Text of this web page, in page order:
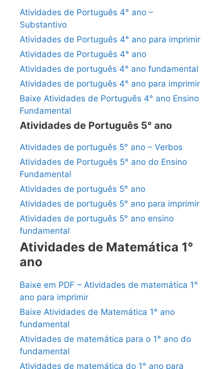
Atividades de Português 4° ano –
Substantivo
Atividades de Português 4° ano para imprimir
Atividades de Português 4° ano
Atividades de português 4° ano fundamental
Atividades de português 4° ano para imprimir
Baixe Atividades de Português 4° ano Ensino
Fundamental
Atividades de Português 5° ano
Atividades de português 5° ano – Verbos
Atividades de Português 5° ano do Ensino
Fundamental
Atividades de português 5° ano
Atividades de português 5° ano para imprimir
Atividades de português 5° ano ensino
fundamental
Atividades de Matemática 1°
ano
Baixe em PDF – Atividades de matemática 1°
ano para imprimir
Baixe Atividades de Matemática 1° ano
fundamental
Atividades de matemática para o 1° ano do
fundamental
Atividades de matemática do 1° ano para